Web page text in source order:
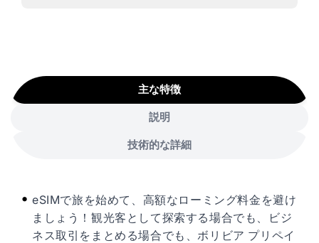
主な特徴
説明
技術的な詳細
eSIMで旅を始めて、高額なローミング料金を避け
ましょう！観光客として探索する場合でも、ビジ
ネス取引をまとめる場合でも、ボリビア プリペイ